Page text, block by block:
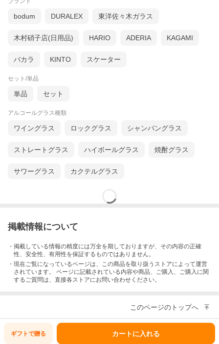
bodum DURALEX 東洋佐々木ガラス
木村硝子店(日用品) HARIO ADERIA KAGAMI
バカラ KINTO スケーター
セット/単品
単品 セット
アルコールグラス種類
ワイングラス ロックグラス シャンパングラス
ストレートグラス ハイボールグラス 焼酎グラス
サワーグラス カクテルグラス
掲載情報について
・掲載している情報の精度には万全を期しておりますが、その内容の正確
性、安全性、有用性を保証するものではありません。
・現在ご覧になっているページは、この商品を取り扱うストアによって運営
されています。 ページに記載されている内容や商品、ご購入 、ご購入に関
するご質問は、直接各ストアにお問い合わせください。
このページのトップへ
ギフトで贈る カートに入れる